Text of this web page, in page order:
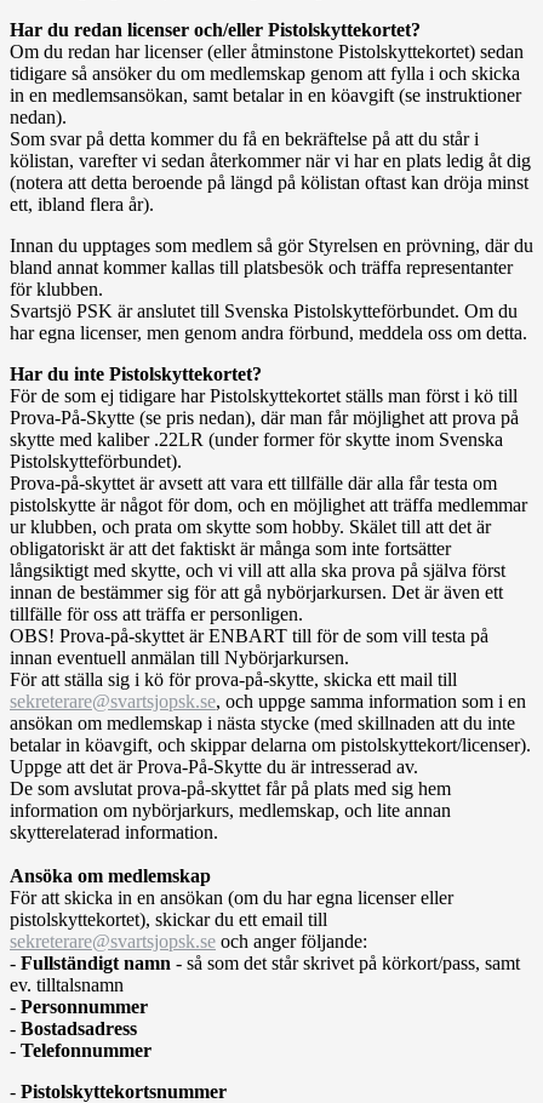
Har du redan licenser och/eller Pistolskyttekortet?
Om du redan har licenser (eller åtminstone Pistolskyttekortet) sedan
tidigare så ansöker du om medlemskap genom att fylla i och skicka
in en medlemsansökan, samt betalar in en köavgift (se instruktioner
nedan).
Som svar på detta kommer du få en bekräftelse på att du står i
kölistan, varefter vi sedan återkommer när vi har en plats ledig åt dig
(notera att detta beroende på längd på kölistan oftast kan dröja minst
ett, ibland flera år).
Innan du upptages som medlem så gör Styrelsen en prövning, där du
bland annat kommer kallas till platsbesök och träffa representanter
för klubben.
Svartsjö PSK är anslutet till Svenska Pistolskytteförbundet. Om du
har egna licenser, men genom andra förbund, meddela oss om detta.
Har du inte Pistolskyttekortet?
För de som ej tidigare har Pistolskyttekortet ställs man först i kö till
Prova-På-Skytte (se pris nedan), där man får möjlighet att prova på
skytte med kaliber .22LR (under former för skytte inom Svenska
Pistolskytteförbundet).
Prova-på-skyttet är avsett att vara ett tillfälle där alla får testa om
pistolskytte är något för dom, och en möjlighet att träffa medlemmar
ur klubben, och prata om skytte som hobby. Skälet till att det är
obligatoriskt är att det faktiskt är många som inte fortsätter
långsiktigt med skytte, och vi vill att alla ska prova på själva först
innan de bestämmer sig för att gå nybörjarkursen. Det är även ett
tillfälle för oss att träffa er personligen.
OBS! Prova-på-skyttet är ENBART till för de som vill testa på
innan eventuell anmälan till Nybörjarkursen.
För att ställa sig i kö för prova-på-skytte, skicka ett mail till
sekreterare@svartsjopsk.se, och uppge samma information som i en
ansökan om medlemskap i nästa stycke (med skillnaden att du inte
betalar in köavgift, och skippar delarna om pistolskyttekort/licenser).
Uppge att det är Prova-På-Skytte du är intresserad av.
De som avslutat prova-på-skyttet får på plats med sig hem
information om nybörjarkurs, medlemskap, och lite annan
skytterelaterad information.
Ansöka om medlemskap
För att skicka in en ansökan (om du har egna licenser eller
pistolskyttekortet), skickar du ett email till
sekreterare@svartsjopsk.se och anger följande:
- Fullständigt namn - så som det står skrivet på körkort/pass, samt
ev. tilltalsnamn
- Personnummer
- Bostadsadress
- Telefonnummer
- Pistolskyttekortsnummer